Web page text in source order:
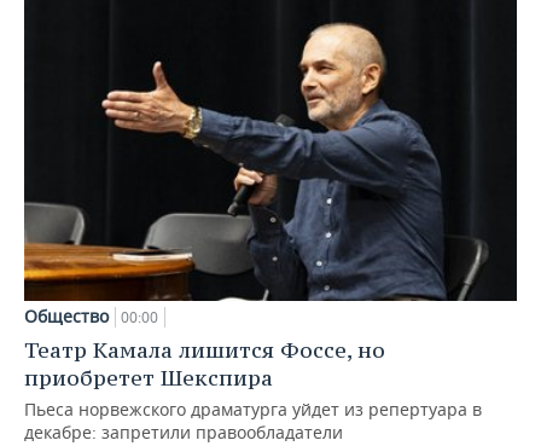
Общество 00:00
Театр Камала лишится Фоссе, но
приобретет Шекспира
Пьеса норвежского драматурга уйдет из репертуара в
декабре: запретили правообладатели